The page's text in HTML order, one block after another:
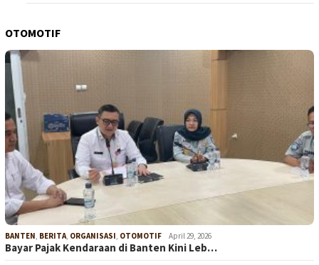
OTOMOTIF
BANTEN, BERITA, ORGANISASI, OTOMOTIF April 29, 2026
Bayar Pajak Kendaraan di Banten Kini Leb…